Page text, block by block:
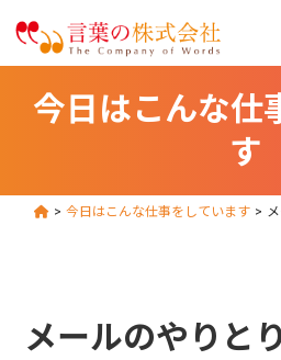
今日はこんな仕
す
> 今日はこんな仕事をしています >
メールのやりと